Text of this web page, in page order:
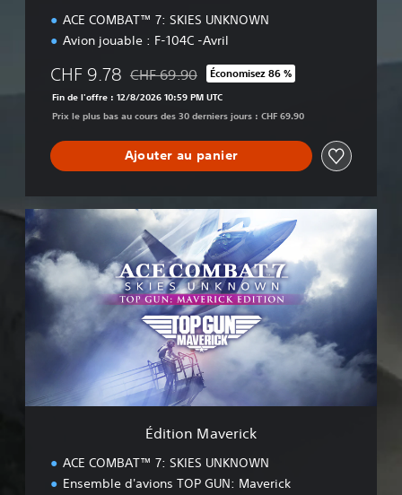
ACE COMBAT™ 7: SKIES UNKNOWN
Avion jouable : F-104C -Avril
CHF 9.78 Remise par rapport au prix d'origine de CHF
CHF 69.90 Économisez 86 %
Fin de l'offre : 12/8/2026 10:59 PM UTC
Prix le plus bas au cours des 30 derniers jours : CHF 69.90
Ajouter au panier
d
i
t
r
Édition Maverick
ACE COMBAT™ 7: SKIES UNKNOWN
Ensemble d'avions TOP GUN: Maverick